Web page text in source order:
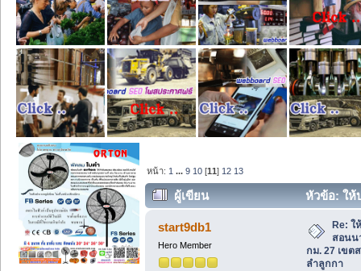
หน้า: 1 ...9 10 [11] 12 13
ผู้เขียน
หัวข้อ: ให้
พหลโยธิน กม. 27 เขตสายไหม ใกล้ปา
start9db1
Hero Member
Re: ใ
สอนน
กม. 27 เขต
ลำลูกกา